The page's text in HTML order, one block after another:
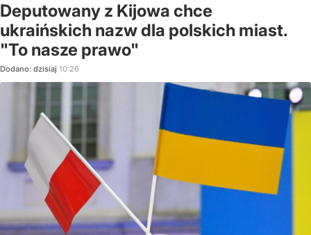
Deputowany z Kijowa chce
ukraińskich nazw dla polskich miast.
"To nasze prawo"
Dodano: dzisiaj 10:26